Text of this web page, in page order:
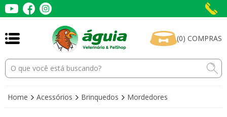
(0) COMPRAS
Home Acessórios Brinquedos Mordedores